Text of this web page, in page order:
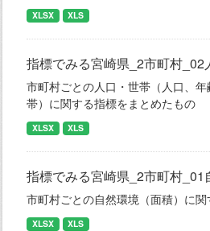
XLSX XLS
指標でみる宮崎県_2市町村_02
市町村ごとの人口・世帯（人口、
帯）に関する指標をまとめたもの
XLSX XLS
指標でみる宮崎県_2市町村_01
市町村ごとの自然環境（面積）に
XLSX XLS